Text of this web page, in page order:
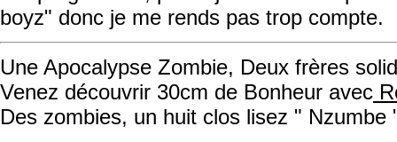
boyz" donc je me rends pas trop compte.
Une Apocalypse Zombie, Deux frères
Venez découvrir 30cm de Bonheur avec
Des zombies, un huit clos lisez " Nzumbe